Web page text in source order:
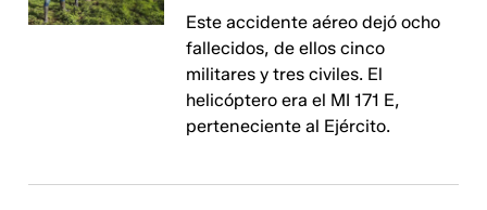
Este accidente aéreo dejó ocho
fallecidos, de ellos cinco
militares y tres civiles. El
helicóptero era el MI 171 E,
perteneciente al Ejército.